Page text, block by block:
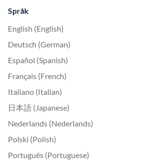
Språk
English (English)
Deutsch (German)
Español (Spanish)
Français (French)
Italiano (Italian)
日本語 (Japanese)
Nederlands (Nederlands)
Polski (Polish)
Português (Portuguese)